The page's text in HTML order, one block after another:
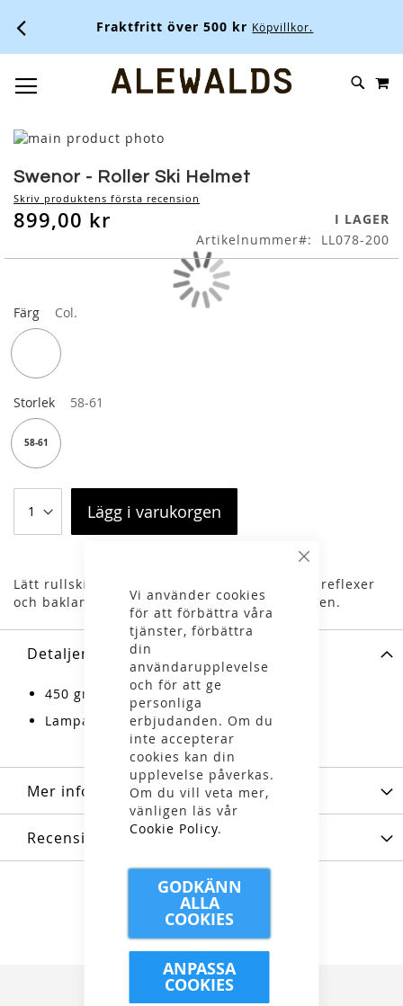
Vi använder cookies
för att förbättra våra
tjänster, förbättra
din
användarupplevelse
och för att ge
personliga
erbjudanden. Om du
inte accepterar
cookies kan din
upplevelse påverkas.
Om du vill veta mer,
vänligen läs vår
Cookie Policy.
GODKÄNN
ALLA
COOKIES
ANPASSA
COOKIES
Fraktfritt över 500 kr Köpvillkor.
SKIP
Skip
the
end
of
the
gallery
to
the
beginning
of
images
Swenor - Roller Ski Helmet
Skriv produktens första recension
899,00 kr
I LAGER
Artikelnummer
LL078-200
Färg Col.
Storlek 58-61
58-61
Lägg i varukorgen
Lätt rullskidshjälm med justerbar passform, reflexer
och baklampa för att öka synligheten i trafiken.
Detaljer
450 gr
Lampa bak
Mer information
Recensioner